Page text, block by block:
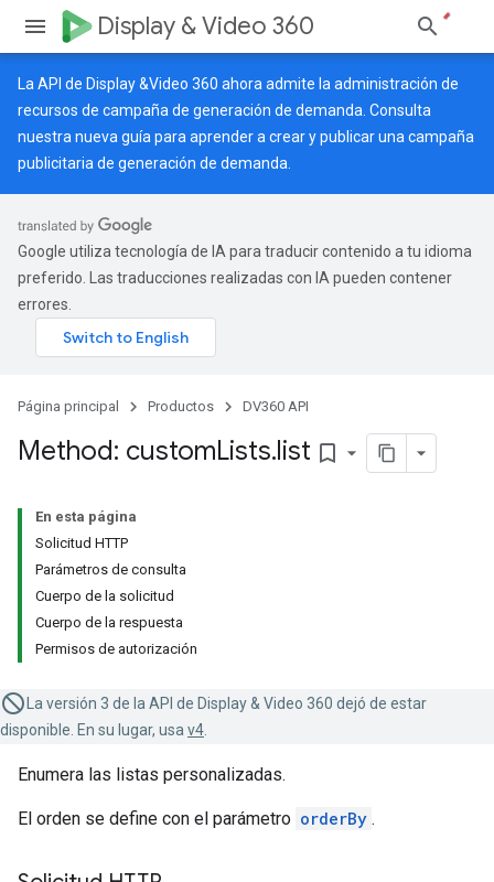
Display & Video 360
La API de Display &Video 360 ahora admite la administración de
recursos de campaña de generación de demanda. Consulta
nuestra nueva guía para aprender a crear y publicar una campaña
publicitaria de generación de demanda.
Google utiliza tecnología de IA para traducir contenido a tu idioma
preferido. Las traducciones realizadas con IA pueden contener
errores.
Página principal Productos DV360 API
Method: customLists.list bookmark_border
En esta página
Solicitud HTTP
Parámetros de consulta
Cuerpo de la solicitud
Cuerpo de la respuesta
Permisos de autorización
La versión 3 de la API de Display & Video 360 dejó de estar
disponible. En su lugar, usa v4
Enumera las listas personalizadas.
El orden se define con el parámetro orderBy .